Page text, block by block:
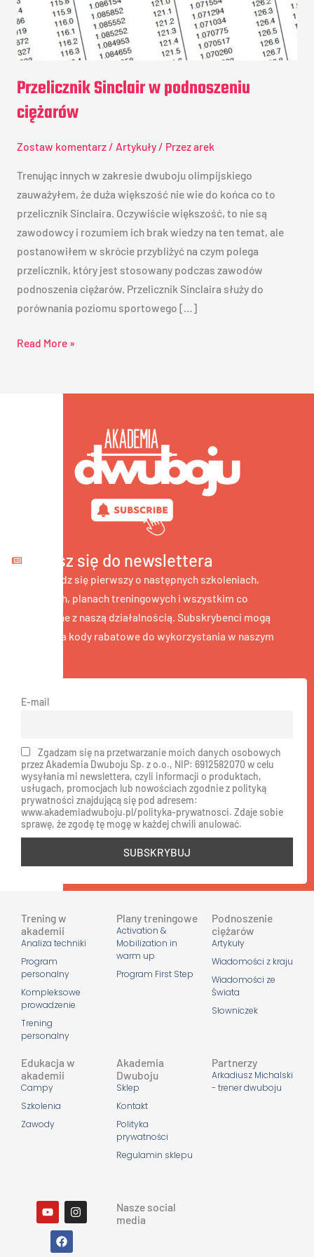
Przelicznik Sinclair w podnoszeniu
ciężarów
Zostaw komentarz / Artykuły/ Przezarek
Trenując innych w zakresie dwuboju olimpijskiego
zauważyłem, że duża większość nie wie do końca co to
przelicznik Sinclaira. Oczywiście większość, to nie są
zawodowcy i rozumiem ich brak wiedzy na ten temat, ale
postanowiłem w skrócie przybliżyć na czym polega
przelicznik, który jest stosowany podczas zawodów
podnoszenia ciężarów. Przelicznik Sinclaira służy do
porównania poziomu sportowego […]
Read More »
Zapisz się do newslettera
i dowiedz się pierwszy o następnych szkoleniach,
obozach, planach treningowych i wszystkim co
związane z naszą działalnością. Subskrybenci mogą
liczyć na kody rabatowe do wykorzystania w naszym
E-mail
Zgadzam się na przetwarzanie moich danych osobowych
przez Akademia Dwuboju Sp. z o.o., NIP: 6912582070 w celu
wysyłania mi newslettera, czyli informacji o produktach,
usługach, promocjach lub nowościach zgodnie z polityką
prywatności znajdującą się pod adresem:
www.akademiadwuboju.pl/polityka-prywatnosci. Zdaje sobie
sprawę, że zgodę tę mogę w każdej chwili anulować.
Trening w
akademii
Analiza techniki
Program
personalny
Kompleksowe
prowadzenie
Trening
personalny
Plany treningowe
Activation &
Mobilization in
warm up
Program First Step
Podnoszenie
ciężarów
Artykuły
Wiadomości z kraju
Wiadomości ze
Świata
Słowniczek
Edukacja w
akademii
Campy
Szkolenia
Zawody
Akademia
Dwuboju
Sklep
Kontakt
Polityka
prywatności
Regulamin sklepu
Partnerzy
Arkadiusz Michalski
- trener dwuboju
Y
o
u
u
I
n
F
c
e
b
Nasze social
media